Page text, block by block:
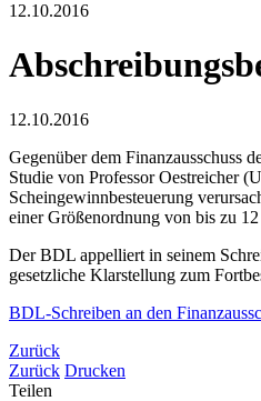
12.10.2016
12.10.2016
Gegenüber dem Finanzausschuss
Studie von Professor Oestreicher
Scheingewinnbesteuerung
einer Größenordnung von bis zu
Der BDL appelliert in seinem
gesetzliche Klarstellung zum
BDL-Schreiben an den
Zurück
Zurück Drucken
Teilen